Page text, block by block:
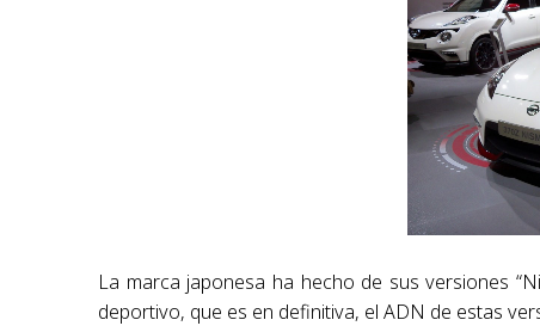
La marca japonesa ha hecho de sus versiones
deportivo, que es en definitiva, el ADN de estas